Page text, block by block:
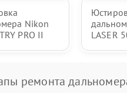
Nikon
PRO II
LASER
ремонта